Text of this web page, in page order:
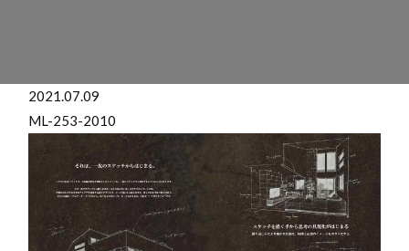
2021.07.09
ML-253-2010